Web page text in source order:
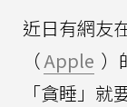
近日有網友
（Apple ）
「貪睡」就